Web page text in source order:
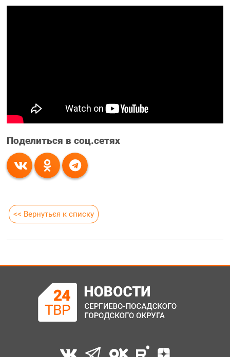
Поделиться в соц.сетях
<< Вернуться к списку